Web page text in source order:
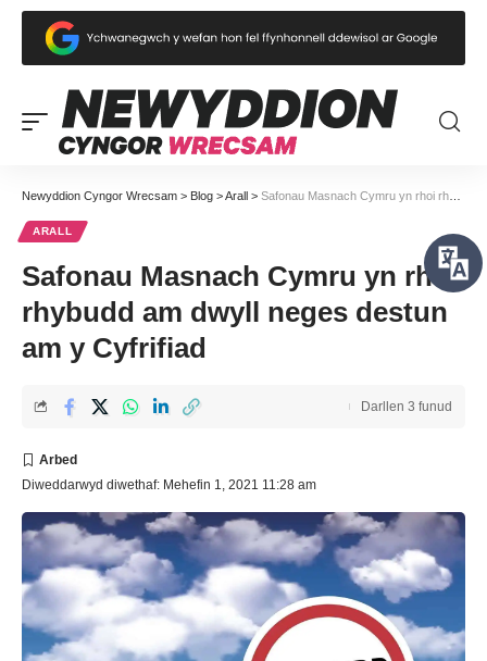
Newyddion Cyngor Wrecsam > Blog >Arall > Safonau Masnach Cymru yn rhoi rhybudd am dwyll neges destun am y Cyfrifiad
ARALL
Safonau Masnach Cymru yn rhoi
rhybudd am dwyll neges destun
am y Cyfrifiad
Diweddarwyd diwethaf: Mehefin 1, 2021 11:28 am
Darllen 3 funud